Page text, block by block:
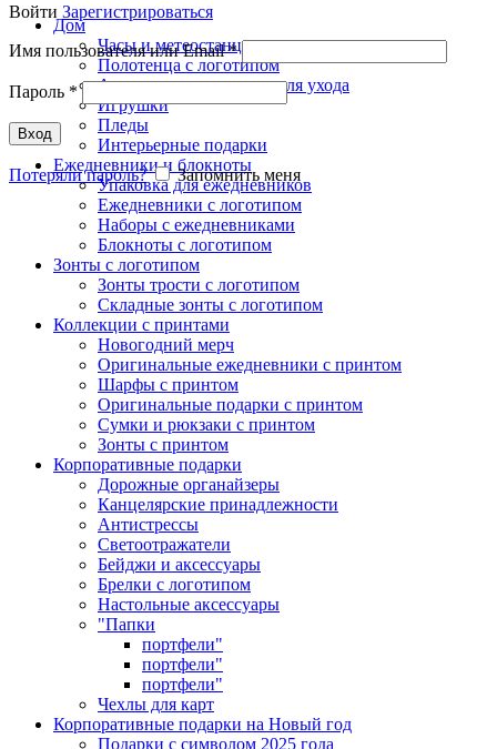
Дом
Часы и метеостанции
Полотенца с логотипом
Аксессуары и средства для ухода
Игрушки
Пледы
Интерьерные подарки
Ежедневники и блокноты
Упаковка для ежедневников
Ежедневники с логотипом
Наборы с ежедневниками
Блокноты с логотипом
Зонты с логотипом
Зонты трости с логотипом
Складные зонты с логотипом
Коллекции с принтами
Новогодний мерч
Оригинальные ежедневники с принтом
Шарфы с принтом
Оригинальные подарки с принтом
Сумки и рюкзаки с принтом
Зонты с принтом
Корпоративные подарки
Дорожные органайзеры
Канцелярские принадлежности
Антистрессы
Светоотражатели
Бейджи и аксессуары
Брелки с логотипом
Настольные аксессуары
"Папки
портфели"
портфели"
портфели"
Чехлы для карт
Корпоративные подарки на Новый год
Подарки с символом 2025 года
Войти Зарегистрироваться
Имя пользователя или Email*
Пароль *
Вход
Потеряли пароль? Запомнить меня